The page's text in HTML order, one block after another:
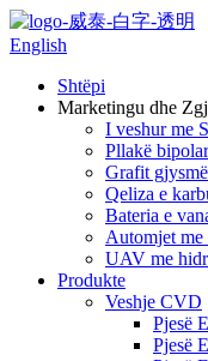
English
Shtëpi
Marketingu dhe
I veshur me
Pllakë
Grafit
Qeliza e
Bateria e
Automjet me
UAV me
Produkte
Veshje CVD
Pjesë
Pjesë